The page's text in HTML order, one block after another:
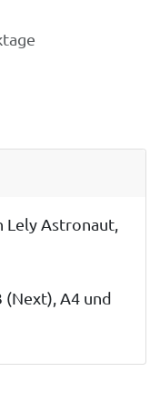
Lely Astronaut,
(Next), A4 und